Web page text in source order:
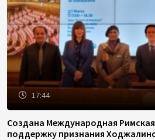
17:44
Создана Международная
поддержку признания